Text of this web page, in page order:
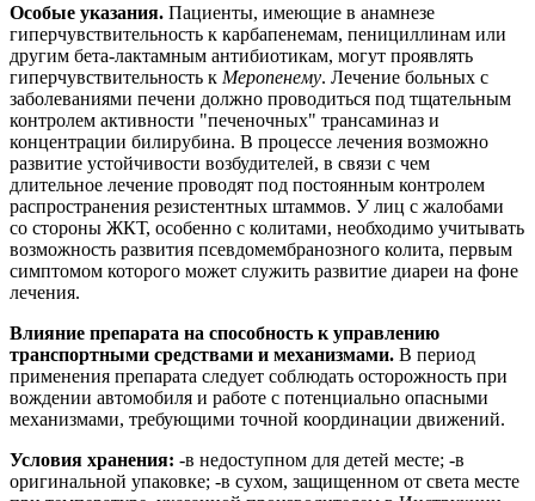
Особые указания. Пациенты, имеющие в анамнезе
гиперчувствительность к карбапенемам, пенициллинам или
другим бета-лактамным антибиотикам, могут проявлять
гиперчувствительность к Меропенему. Лечение больных с
заболеваниями печени должно проводиться под тщательным
контролем активности "печеночных" трансаминаз и
концентрации билирубина. В процессе лечения возможно
развитие устойчивости возбудителей, в связи с чем
длительное лечение проводят под постоянным контролем
распространения резистентных штаммов. У лиц с жалобами
со стороны ЖКТ, особенно с колитами, необходимо учитывать
возможность развития псевдомембранозного колита, первым
симптомом которого может служить развитие диареи на фоне
лечения.
Влияние препарата на способность к управлению
транспортными средствами и механизмами. В период
применения препарата следует соблюдать осторожность при
вождении автомобиля и работе с потенциально опасными
механизмами, требующими точной координации движений.
Условия хранения: -в недоступном для детей месте; -в
оригинальной упаковке; -в сухом, защищенном от света месте